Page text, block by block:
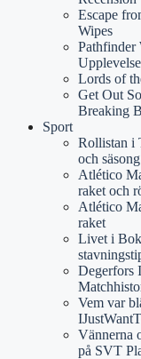
Escape
Wipes
Pathfinder
Upplevelse
Lords of
Get Out
Breaking
Sport
Rollistan i
och
Atlético
raket och
Atlético
raket
Livet i
Degerfors
Vem var
Vännerna
på SVT